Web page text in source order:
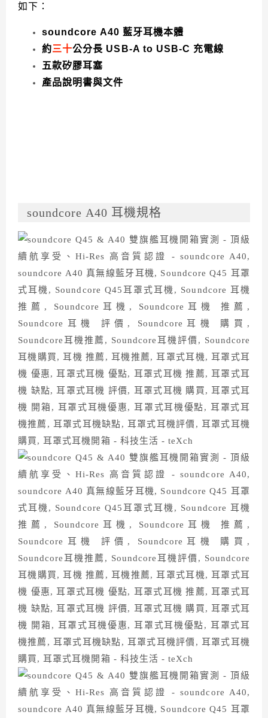
如下：
soundcore A40 藍牙耳機本體
約三十公分長 USB-A to USB-C 充電線
五款矽膠耳塞
產品說明書與文件
soundcore A40 耳機規格